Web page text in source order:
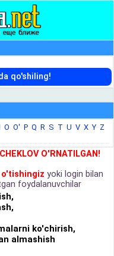
qo'shiling!
O O' P Q R S T U V X Y Z
O'RNATILGAN!
o'tishingiz yoki login bilan
foydalanuvchilar
ko'chirish,
almashish